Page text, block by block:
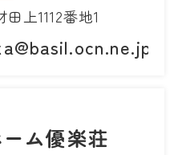
上1112番地1
ム優楽荘